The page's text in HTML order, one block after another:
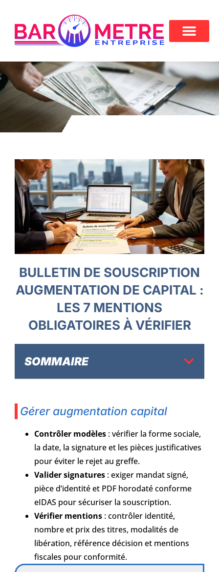
BULLETIN DE SOUSCRIPTION
AUGMENTATION DE CAPITAL :
LES 7 MENTIONS
OBLIGATOIRES À VÉRIFIER
SOMMAIRE
Gérer augmentation capital
Contrôler modèles : vérifier la forme sociale,
la date, la signature et les pièces justificatives
pour éviter le rejet au greffe.
Valider signatures : exiger mandat signé,
pièce d’identité et PDF horodaté conforme
eIDAS pour sécuriser la souscription.
Vérifier mentions : contrôler identité,
nombre et prix des titres, modalités de
libération, référence décision et mentions
fiscales pour conformité.